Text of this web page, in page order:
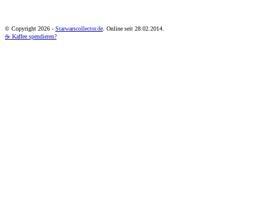
© Copyright 2026 - Starwarscollector.de . Online seit 28.02.2014.
☕ Kaffee spendieren?